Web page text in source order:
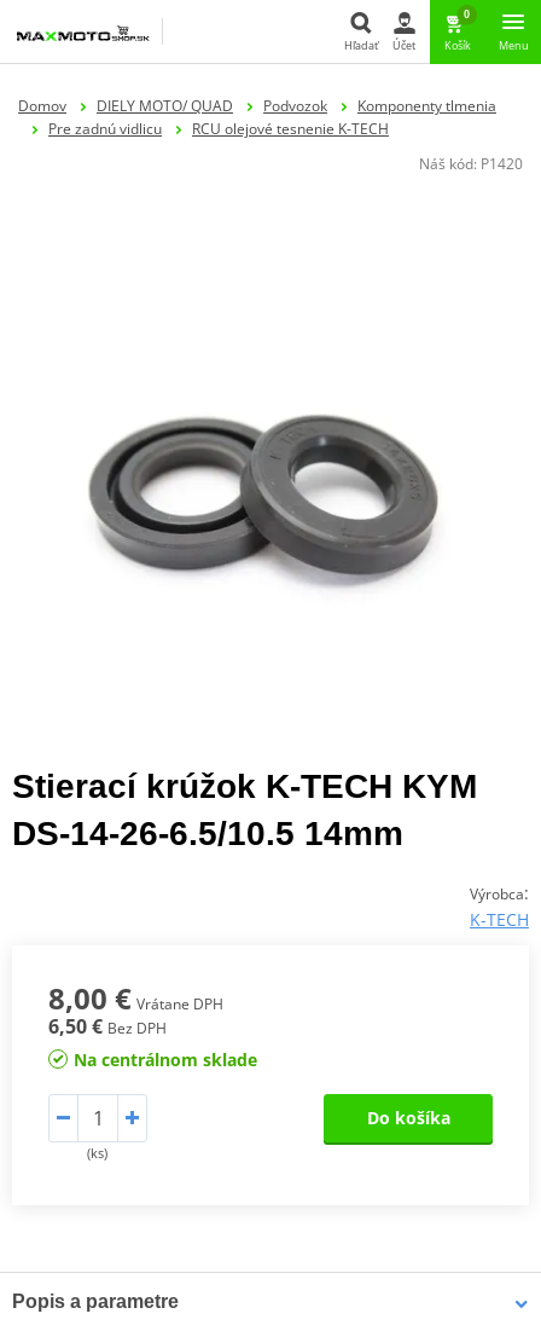
Hľadať
Hľadať Účet
0
Košík Menu
Domov DIELY MOTO/ QUAD Podvozok
Komponenty tlmenia
Pre zadnú vidlicu
RCU olejové tesnenie K-TECH
Náš kód: P1420
Stierací krúžok K-TECH KYM
DS-14-26-6.5/10.5 14mm
Výrobca:
K-TECH
8,00 € Vrátane DPH
6,50 € Bez DPH
Na centrálnom sklade
(ks)
Do košíka
Popis a parametre